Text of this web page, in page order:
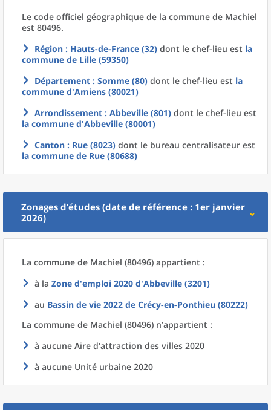
Le code officiel géographique de la commune de Machiel
est 80496.
Région : Hauts-de-France (32) dont le chef-lieu est la
commune de Lille (59350)
Département : Somme (80) dont le chef-lieu est la
commune d'Amiens (80021)
Arrondissement : Abbeville (801) dont le chef-lieu est
la commune d'Abbeville (80001)
Canton : Rue (8023) dont le bureau centralisateur est
la commune de Rue (80688)
Zonages d’études (date de référence : 1er janvier
2026)
La commune de Machiel (80496) appartient :
à la Zone d'emploi 2020 d'Abbeville (3201)
au Bassin de vie 2022 de Crécy-en-Ponthieu (80222)
La commune de Machiel (80496) n’appartient :
à aucune Aire d'attraction des villes 2020
à aucune Unité urbaine 2020